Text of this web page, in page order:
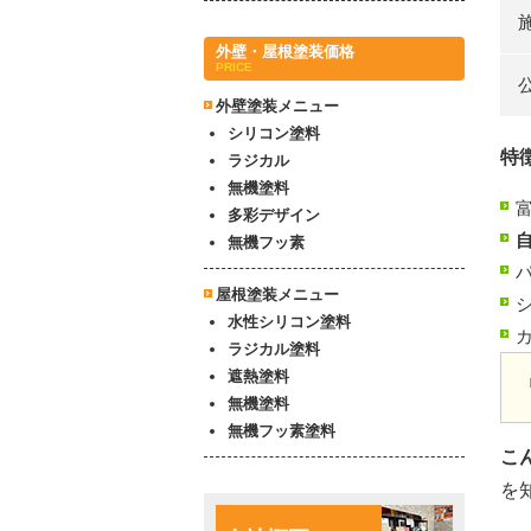
特
こ
を
外壁・屋根塗装価格
PRICE
外壁塗装メニュー
シリコン塗料
ラジカル
無機塗料
多彩デザイン
無機フッ素
屋根塗装メニュー
水性シリコン塗料
ラジカル塗料
遮熱塗料
無機塗料
無機フッ素塗料